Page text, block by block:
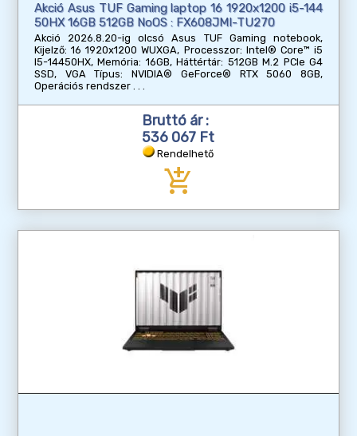
Akció Asus TUF Gaming laptop 16 1920x1200 i5-144
50HX 16GB 512GB NoOS : FX608JMI-TU270
Akció 2026.8.20-ig olcsó Asus TUF Gaming notebook,
Kijelző: 16 1920x1200 WUXGA, Processzor: Intel® Core™ i5
I5-14450HX, Memória: 16GB, Háttértár: 512GB M.2 PCIe G4
SSD, VGA Típus: NVIDIA® GeForce® RTX 5060 8GB,
Operációs rendszer
Bruttó ár :
536 067 Ft
Rendelhető
add_shopping_cart